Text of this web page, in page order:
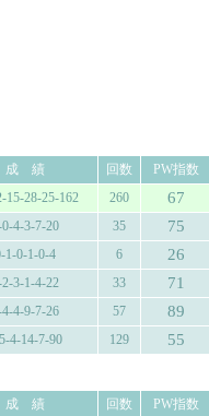
成 績 回数
PW指数
15-28-25-162 260 67
0-4-3-7-20 35 75
1-0-1-0-4 6 26
2-3-1-4-22 33 71
4-4-9-7-26 57 89
4-14-7-90 129 55
成 績 回数
PW指数